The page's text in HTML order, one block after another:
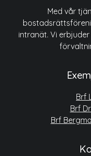
Med vår
intranät. Vi
Brf
Brf
Brf